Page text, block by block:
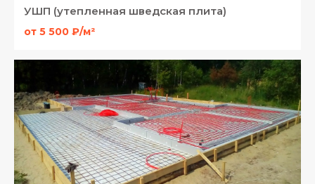
УШП (утепленная шведская плита)
от 5 500 ₽/м²